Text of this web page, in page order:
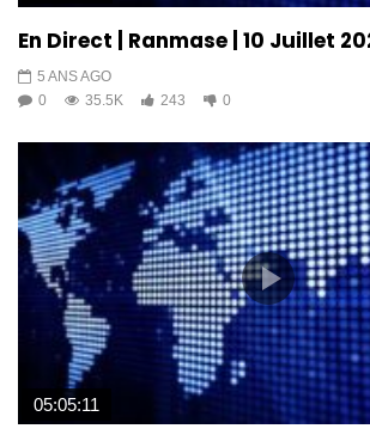
En Direct | Ranmase | 10 Juillet
5 ANS AGO
0
35.5K 243 0
05:05:11